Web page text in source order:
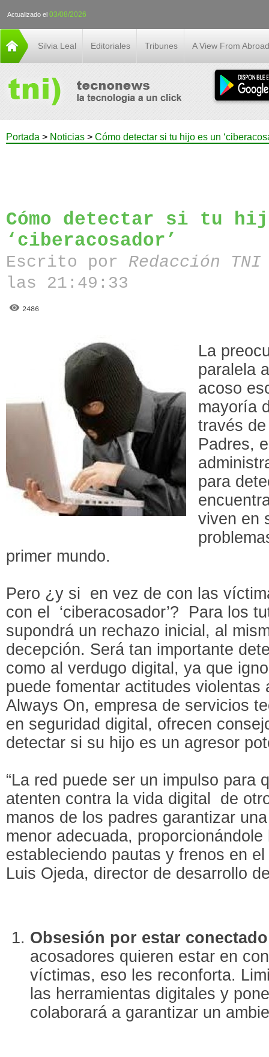
Actualizado el 03/08/2026
Silvia Leal Editoriales Tribunes A View From Abroad
Portada > Noticias > Cómo detectar si tu hijo es un
Cómo detectar si tu
‘ciberacosador’
Escrito por Redacción
las 21:49:33
2486
La
paralela
acoso
mayoría
través
Padres,
para
viven en
primer mundo.
Pero ¿y si en vez de con las
con el ‘ciberacosador’? Para los
supondrá un rechazo inicial, al
decepción. Será tan importante
como al verdugo digital, ya que
puede fomentar actitudes violentas
Always On, empresa de servicios
en seguridad digital, ofrecen
detectar si su hijo es un agresor
“La red puede ser un impulso para
atenten contra la vida digital de
manos de los padres garantizar
menor adecuada,
estableciendo pautas y frenos en
Luis Ojeda, director de desarrollo
Obsesión por estar
acosadores quieren estar en
víctimas, eso les reconforta.
las herramientas digitales y
colaborará a garantizar un